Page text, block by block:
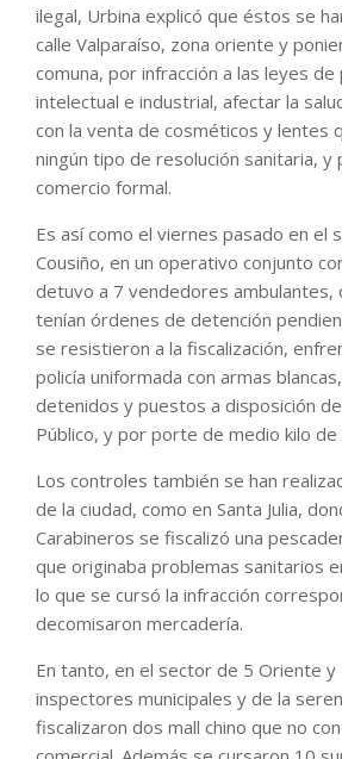
ilegal, Urbina explicó que éstos se
calle Valparaíso, zona oriente y
comuna, por infracción a las leyes
intelectual e industrial, afectar la
con la venta de cosméticos y lentes
ningún tipo de resolución sanitaria, y
comercio formal.
Es así como el viernes pasado en el
Cousiño, en un operativo conjunto
detuvo a 7 vendedores ambulantes,
tenían órdenes de detención
se resistieron a la fiscalización,
policía uniformada con armas
detenidos y puestos a disposición
Público, y por porte de medio kilo de
Los controles también se han
de la ciudad, como en Santa Julia,
Carabineros se fiscalizó una
que originaba problemas sanitarios
lo que se cursó la infracción
decomisaron mercadería.
En tanto, en el sector de 5 Oriente
inspectores municipales y de la
fiscalizaron dos mall chino que no